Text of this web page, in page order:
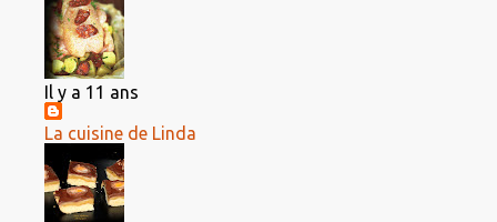
Il y a 11 ans
La cuisine de Linda